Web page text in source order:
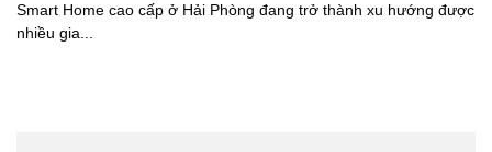
Smart Home cao cấp ở Hải Phòng đang trở thành xu hướng được
nhiều gia...